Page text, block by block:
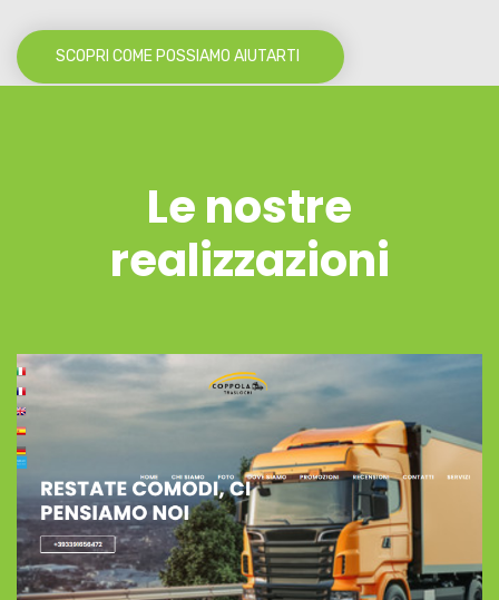
SCOPRI COME POSSIAMO AIUTARTI
Le nostre
realizzazioni